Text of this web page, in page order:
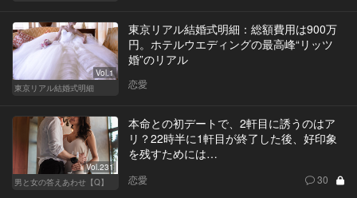
Vol.1
東京リアル結婚式明細
東京リアル結婚式明細：総額費用は900万
円。ホテルウエディングの最高峰“リッツ
婚”のリアル
恋愛
Vol.231
男と女の答えあわせ【Q】
本命との初デートで、2軒目に誘うのはア
リ？22時半に1軒目が終了した後、好印象
を残すためには…
恋愛 30